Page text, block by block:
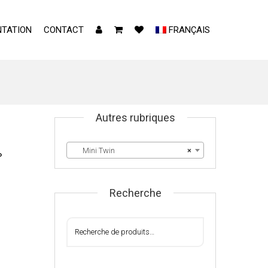
CONTACT FRANÇAIS
Autres rubriques
×
Mini Twin
Recherche